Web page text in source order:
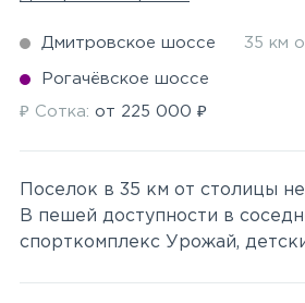
Дмитровское шоссе 35 км
Рогачёвское шоссе
₽ Сотка:от 225 000 ₽
Поселок в 35 км от столицы
В пешей доступности в
спорткомплекс Урожай,